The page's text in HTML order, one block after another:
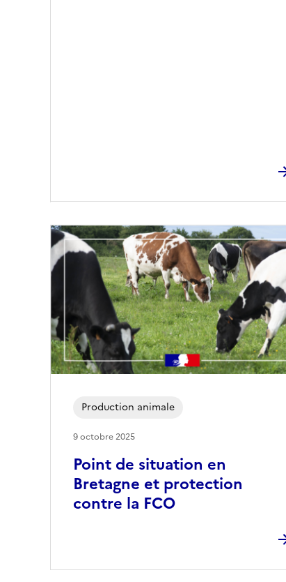
Point de situation en
Bretagne et protection
contre la FCO
Production animale
9 octobre 2025